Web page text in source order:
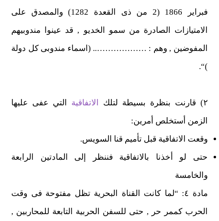
فبراير 1866 (2 من ذى القعدة 1282) والمصدق على
الامتيازات الصادرة من سمو الخديو , قد عينوا مندوبيهم
المفوضين , وهم : ……………….. (اسماء مندوبى كل دولة
)“.
٢) قارنت بنظرة بسيطة لتلك الاتفاقية التي عفى عليها
الزمن أستخلص أمرين:
وقعت الاتفاقية قبل تأميم قنا السويس.
حتى لو أخذنا بالاتفاقية فننظر إلى المادتين الرابعة
والخامسة
مادة ٤: “لما كانت القناة البحرية تظل مفتوحة فى وقت
الحرب كممر حر , حتى للسفن الحربية التابعة للمحاربين ,